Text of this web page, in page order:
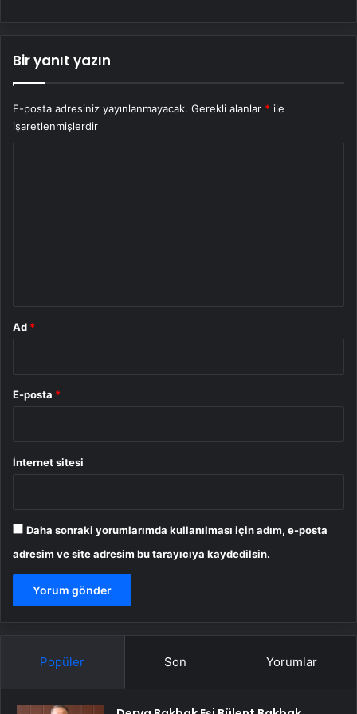
Bir yanıt yazın
E-posta adresiniz yayınlanmayacak. Gerekli alanlar * ile
işaretlenmişlerdir
Ad *
E-posta *
İnternet sitesi
Daha sonraki yorumlarımda kullanılması için adım, e-posta
adresim ve site adresim bu tarayıcıya kaydedilsin.
Popüler Son Yorumlar